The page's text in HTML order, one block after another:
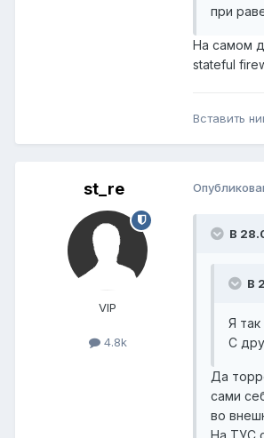
при
На самом
stateful
Вставить
st_re
VIP
4.8k
В
В
Я
С
Да
сами
во
На ТУС